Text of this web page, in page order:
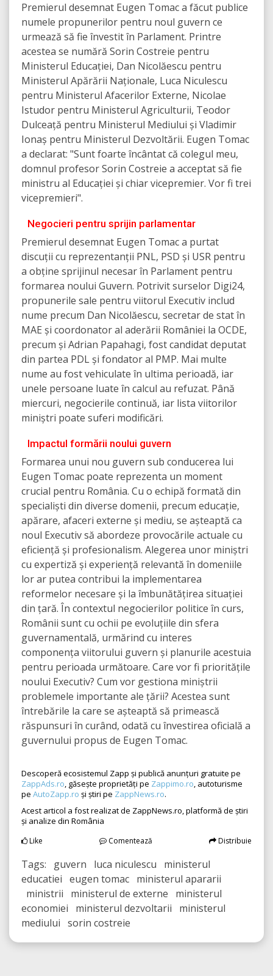
Premierul desemnat Eugen Tomac a făcut publice
numele propunerilor pentru noul guvern ce
urmează să fie învestit în Parlament. Printre
acestea se numără Sorin Costreie pentru
Ministerul Educației, Dan Nicolăescu pentru
Ministerul Apărării Naționale, Luca Niculescu
pentru Ministerul Afacerilor Externe, Nicolae
Istudor pentru Ministerul Agriculturii, Teodor
Dulceață pentru Ministerul Mediului și Vladimir
Ionaș pentru Ministerul Dezvoltării. Eugen Tomac
a declarat: "Sunt foarte încântat că colegul meu,
domnul profesor Sorin Costreie a acceptat să fie
ministru al Educației și chiar vicepremier. Vor fi trei
vicepremieri".
Negocieri pentru sprijin parlamentar
Premierul desemnat Eugen Tomac a purtat
discuții cu reprezentanții PNL, PSD și USR pentru
a obține sprijinul necesar în Parlament pentru
formarea noului Guvern. Potrivit surselor Digi24,
propunerile sale pentru viitorul Executiv includ
nume precum Dan Nicolăescu, secretar de stat în
MAE și coordonator al aderării României la OCDE,
precum și Adrian Papahagi, fost candidat deputat
din partea PDL și fondator al PMP. Mai multe
nume au fost vehiculate în ultima perioadă, iar
unele persoane luate în calcul au refuzat. Până
miercuri, negocierile continuă, iar lista viitorilor
miniștri poate suferi modificări.
Impactul formării noului guvern
Formarea unui nou guvern sub conducerea lui
Eugen Tomac poate reprezenta un moment
crucial pentru România. Cu o echipă formată din
specialiști din diverse domenii, precum educație,
apărare, afaceri externe și mediu, se așteaptă ca
noul Executiv să abordeze provocările actuale cu
eficiență și profesionalism. Alegerea unor miniștri
cu expertiză și experiență relevantă în domeniile
lor ar putea contribui la implementarea
reformelor necesare și la îmbunătățirea situației
din țară. În contextul negocierilor politice în curs,
Românii sunt cu ochii pe evoluțiile din sfera
guvernamentală, urmărind cu interes
componența viitorului guvern și planurile acestuia
pentru perioada următoare. Care vor fi prioritățile
noului Executiv? Cum vor gestiona miniștrii
problemele importante ale țării? Acestea sunt
întrebările la care se așteaptă să primească
răspunsuri în curând, odată cu învestirea oficială a
guvernului propus de Eugen Tomac.
Descoperă ecosistemul Zapp și publică anunțuri gratuite pe
ZappAds.ro, găsește proprietăți pe Zappimo.ro, autoturisme
pe AutoZapp.ro și știri pe ZappNews.ro.
Acest articol a fost realizat de ZappNews.ro, platformă de știri
și analize din România
Like Comentează Distribuie
Tags: guvern luca niculescu ministerul
educatiei eugen tomac ministerul apararii
ministrii ministerul de externe ministerul
economiei ministerul dezvoltarii ministerul
mediului sorin costreie